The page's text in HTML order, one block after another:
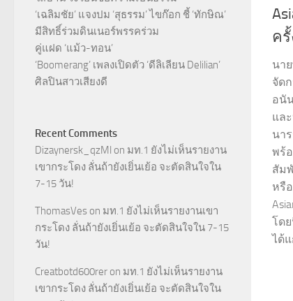
ค
นา
จัด
อนั
แล
นา
พร้
สัม
หรื
โดย
ได้แ
‘เฉลิมชัย’ แจงปม ‘สุธรรม’ ไขก๊อก ชี้ ‘ทักษิณ’
มีสิทธิ์ร่วมดินเนอร์พรรคร่วม
คู่แฝด ‘แม้ว-ทอน’
‘Boomerang’ เพลงเปิดตัว ‘ดีลิเลียน Delilian’
ศิลปินสาวเสียงดี
Recent Comments
Dizaynersk_qzMl on มท.1 ยังไม่เห็นรายงาน
เขากระโดง ลั่นถ้ายังเยิ่นเย้อ จะตัดสินใจใน
7-15 วัน!
ThomasVes on มท.1 ยังไม่เห็นรายงานเขา
กระโดง ลั่นถ้ายังเยิ่นเย้อ จะตัดสินใจใน 7-15
วัน!
Creatbotd600rer on มท.1 ยังไม่เห็นรายงาน
เขากระโดง ลั่นถ้ายังเยิ่นเย้อ จะตัดสินใจใน